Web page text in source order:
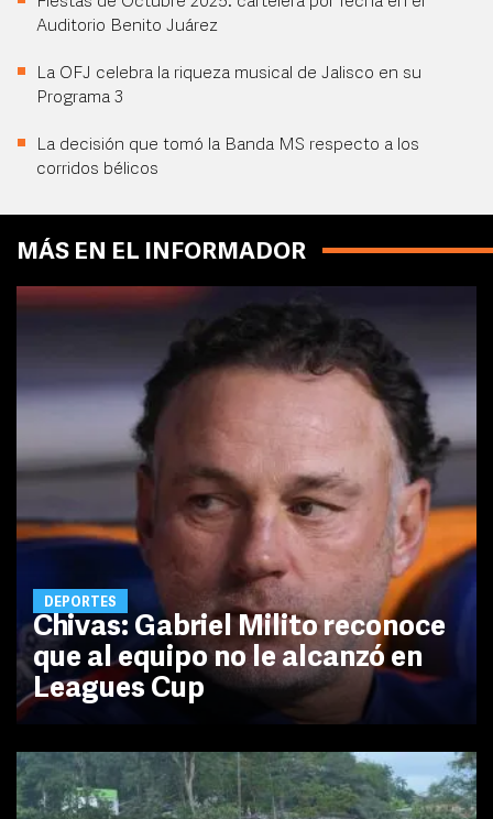
Auditorio Benito Juárez
La OFJ celebra la riqueza musical de Jalisco en su
Programa 3
La decisión que tomó la Banda MS respecto a los
corridos bélicos
MÁS EN EL INFORMADOR
DEPORTES
Chivas: Gabriel Milito reconoce
que al equipo no le alcanzó en
Leagues Cup